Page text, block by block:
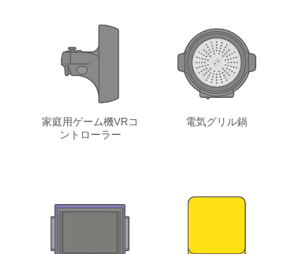
家庭用ゲーム機VRコ
ントローラー
電気グリル鍋